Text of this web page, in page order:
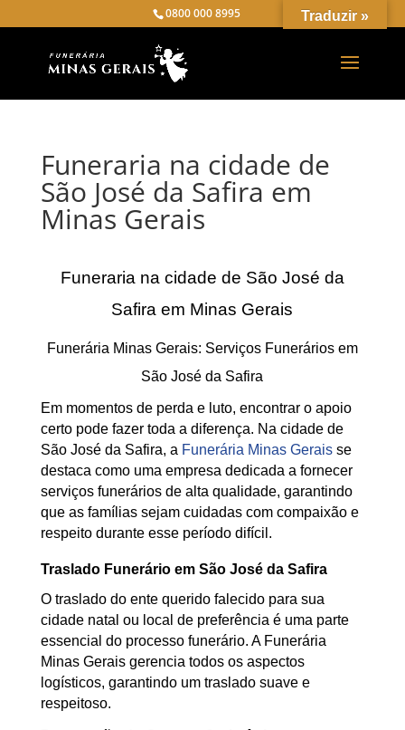
0800 000 8995
Funeraria na cidade de
São José da Safira em
Minas Gerais
Funeraria na cidade de São José da
Safira em Minas Gerais
Funerária Minas Gerais: Serviços Funerários em
São José da Safira
Em momentos de perda e luto, encontrar o apoio
certo pode fazer toda a diferença. Na cidade de
São José da Safira, a Funerária Minas Geraisse
destaca como uma empresa dedicada a fornecer
serviços funerários de alta qualidade, garantindo
que as famílias sejam cuidadas com compaixão e
respeito durante esse período difícil.
Traslado Funerário em São José da Safira
O traslado do ente querido falecido para sua
cidade natal ou local de preferência é uma parte
essencial do processo funerário. A Funerária
Minas Gerais gerencia todos os aspectos
logísticos, garantindo um traslado suave e
respeitoso.
Traduzir »